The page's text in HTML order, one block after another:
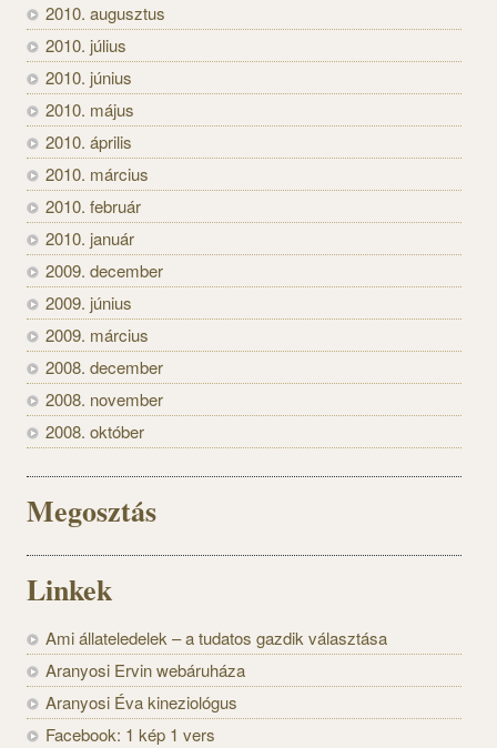
2010. augusztus
2010. július
2010. június
2010. május
2010. április
2010. március
2010. február
2010. január
2009. december
2009. június
2009. március
2008. december
2008. november
2008. október
Megosztás
Linkek
Ami állateledelek – a tudatos gazdik választása
Aranyosi Ervin webáruháza
Aranyosi Éva kineziológus
Facebook: 1 kép 1 vers